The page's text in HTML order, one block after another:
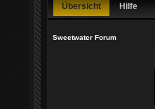
Übersicht Hilfe
Sweetwater Forum